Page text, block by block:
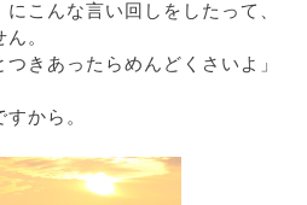
こんな言い回しをしたって、
。
きあったらめんどくさいよ」
から。